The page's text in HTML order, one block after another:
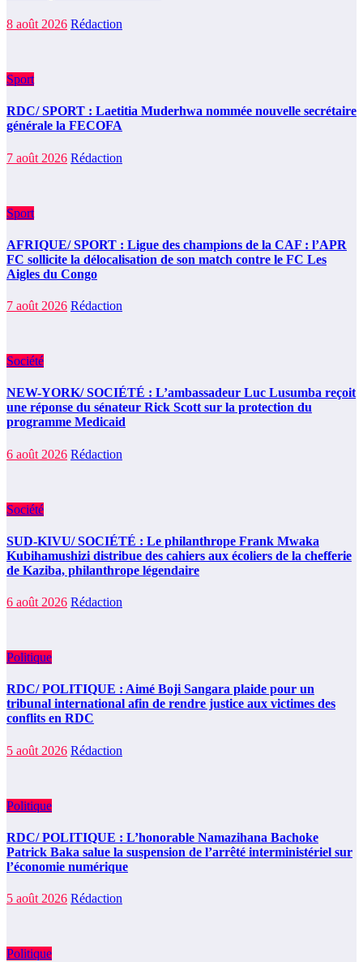
8 août 2026 Rédaction
Sport
RDC/ SPORT : Laetitia Muderhwa nommée nouvelle secrétaire
générale la FECOFA
7 août 2026 Rédaction
Sport
AFRIQUE/ SPORT : Ligue des champions de la CAF : l’APR
FC sollicite la délocalisation de son match contre le FC Les
Aigles du Congo
7 août 2026 Rédaction
Société
NEW-YORK/ SOCIÉTÉ : L’ambassadeur Luc Lusumba reçoit
une réponse du sénateur Rick Scott sur la protection du
programme Medicaid
6 août 2026 Rédaction
Société
SUD-KIVU/ SOCIÉTÉ : Le philanthrope Frank Mwaka
Kubihamushizi distribue des cahiers aux écoliers de la chefferie
de Kaziba, philanthrope légendaire
6 août 2026 Rédaction
Politique
RDC/ POLITIQUE : Aimé Boji Sangara plaide pour un
tribunal international afin de rendre justice aux victimes des
conflits en RDC
5 août 2026 Rédaction
Politique
RDC/ POLITIQUE : L’honorable Namazihana Bachoke
Patrick Baka salue la suspension de l’arrêté interministériel sur
l’économie numérique
5 août 2026 Rédaction
Politique